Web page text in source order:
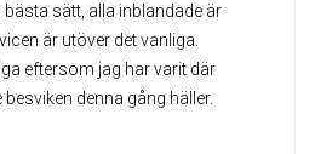
sätt, alla inblandade är
är utöver det vanliga.
eftersom jag har varit där
denna gång häller.